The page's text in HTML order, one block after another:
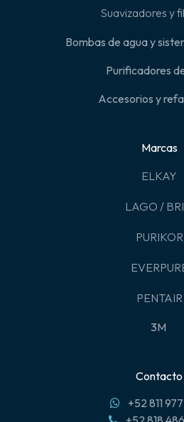
Marcas
ELKAY
LAGO /
PURIKOR
PENTAIR
3M
Suavizadores y
Bombas de agua y
Purificadores
Accesorios y
Contacto
+52 811